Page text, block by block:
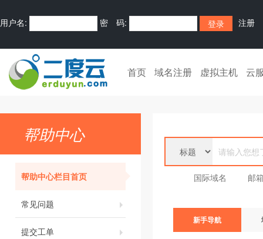
用户名: 密 码: 注册
首页 域名注册 虚拟主机 云
帮助中心
帮助中心栏目首页
常见问题
提交工单
国际域名 邮
新手导航